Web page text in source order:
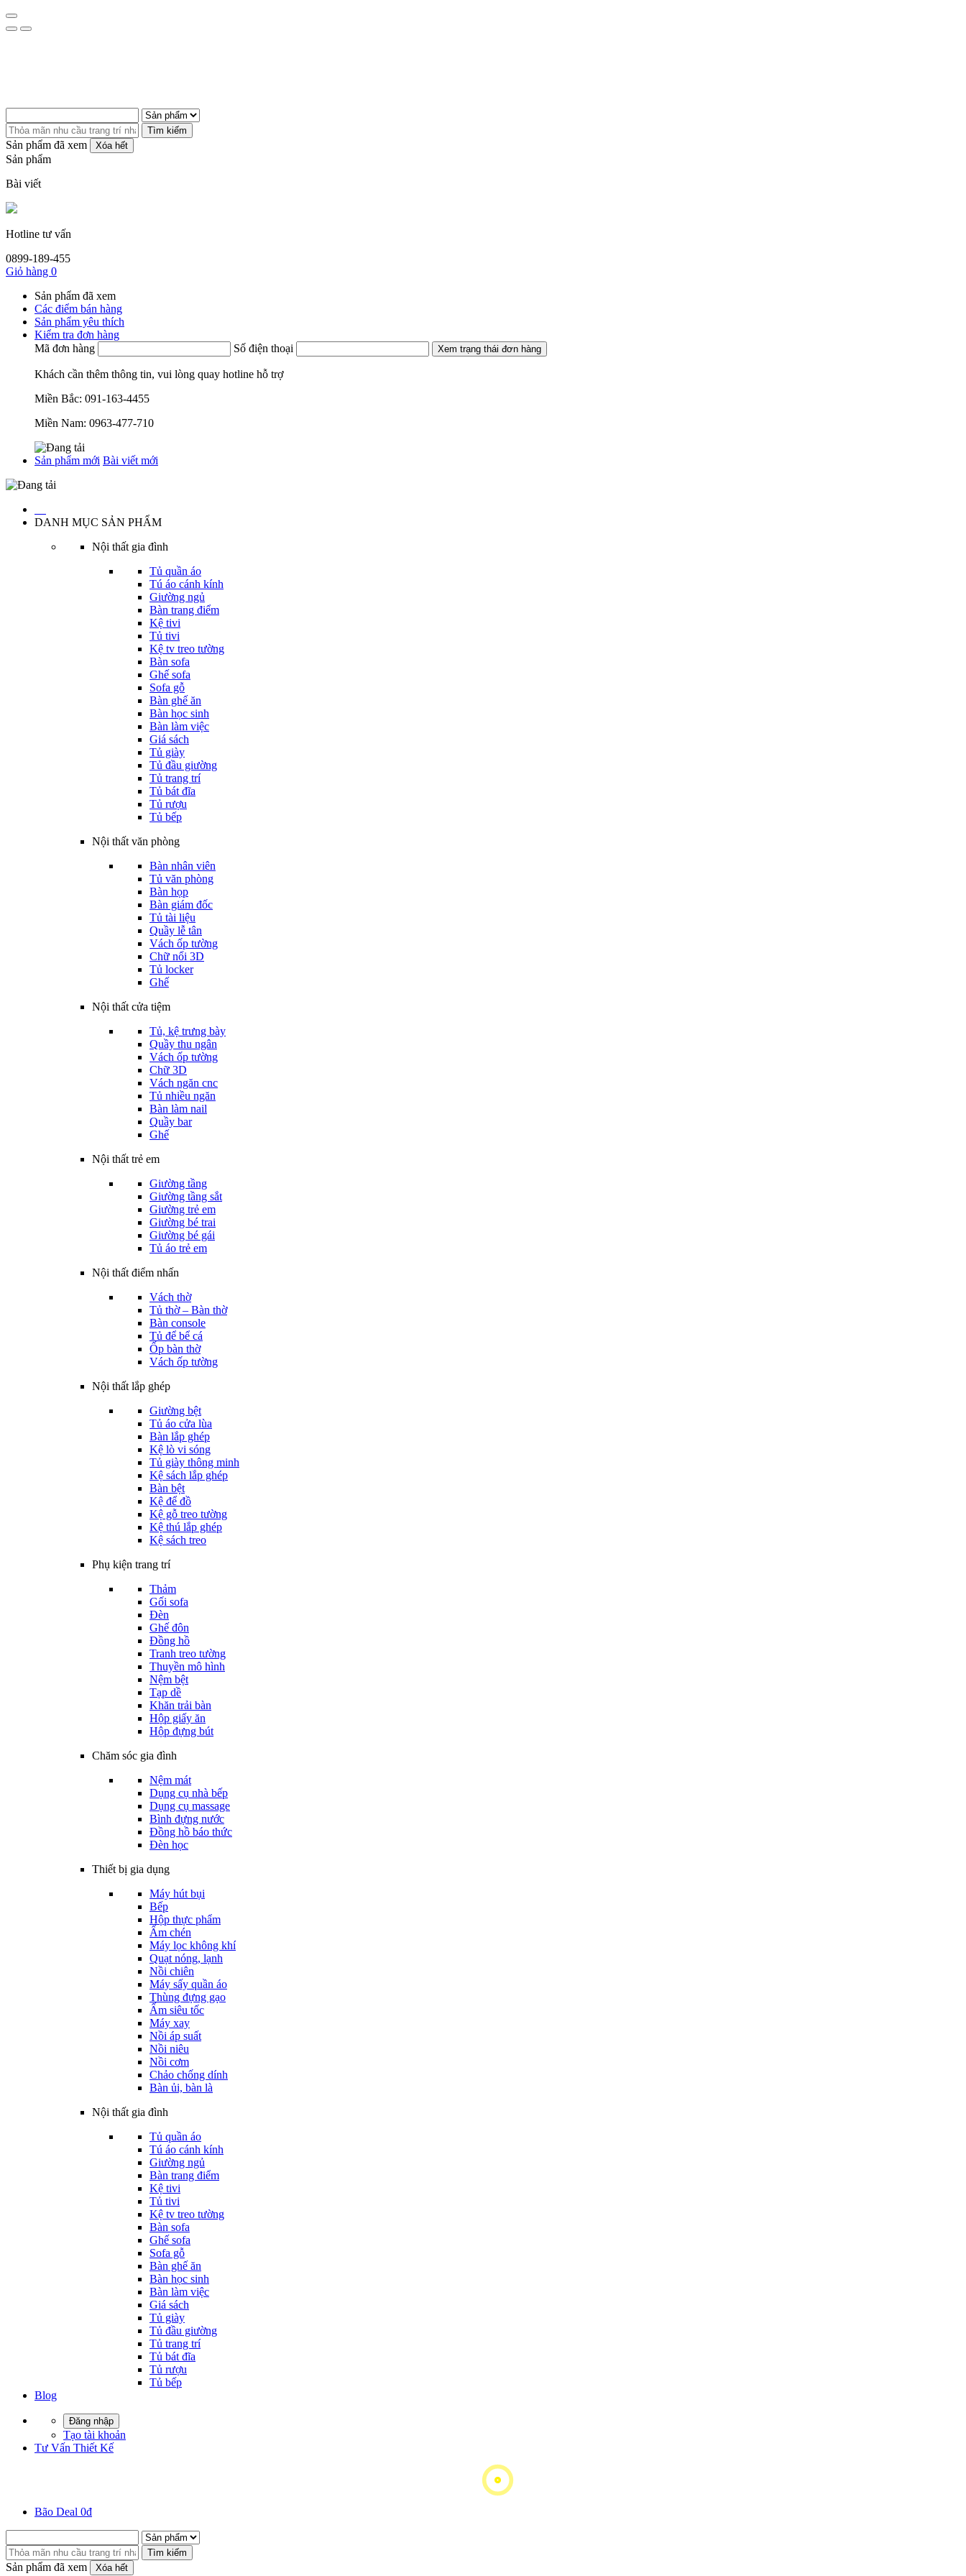
Tìm kiếm
Sản phẩm đã xem Xóa hết
Sản phẩm
Bài viết
Hotline tư vấn
0899-189-455
Giỏ hàng 0
Sản phẩm đã xem
Các điểm bán hàng
Sản phẩm yêu thích
Kiểm tra đơn hàng
Mã đơn hàng
Số điện thoại Xem trạng thái đơn hàng
Khách cần thêm thông tin, vui lòng quay hotline hỗ trợ
Miền Bắc: 091-163-4455
Miền Nam: 0963-477-710
Sản phẩm mới Bài viết mới
DANH MỤC SẢN PHẨM
Nội thất gia đình
Tủ quần áo
Tú áo cánh kính
Giường ngủ
Bàn trang điểm
Kệ tivi
Tủ tivi
Kệ tv treo tường
Bàn sofa
Ghế sofa
Sofa gỗ
Bàn ghế ăn
Bàn học sinh
Bàn làm việc
Giá sách
Tủ giày
Tủ đầu giường
Tủ trang trí
Tủ bát đĩa
Tủ rượu
Tủ bếp
Nội thất văn phòng
Bàn nhân viên
Tủ văn phòng
Bàn họp
Bàn giám đốc
Tủ tài liệu
Quầy lễ tân
Vách ốp tường
Chữ nổi 3D
Tủ locker
Ghế
Nội thất cửa tiệm
Tủ, kệ trưng bày
Quầy thu ngân
Vách ốp tường
Chữ 3D
Vách ngăn cnc
Tủ nhiều ngăn
Bàn làm nail
Quầy bar
Ghế
Nội thất trẻ em
Giường tầng
Giường tầng sắt
Giường trẻ em
Giường bé trai
Giường bé gái
Tủ áo trẻ em
Nội thất điểm nhấn
Vách thờ
Tủ thờ – Bàn thờ
Bàn console
Tủ để bể cá
Ốp bàn thờ
Vách ốp tường
Nội thất lắp ghép
Giường bệt
Tủ áo cửa lùa
Bàn lắp ghép
Kệ lò vi sóng
Tủ giày thông minh
Kệ sách lắp ghép
Bàn bệt
Kệ để đồ
Kệ gỗ treo tường
Kệ thú lắp ghép
Kệ sách treo
Phụ kiện trang trí
Thảm
Gối sofa
Đèn
Ghế đôn
Đồng hồ
Tranh treo tường
Thuyền mô hình
Nệm bệt
Tạp dề
Khăn trải bàn
Hộp giấy ăn
Hộp đựng bút
Chăm sóc gia đình
Nệm mát
Dụng cụ nhà bếp
Dụng cụ massage
Bình đựng nước
Đồng hồ báo thức
Đèn học
Thiết bị gia dụng
Máy hút bụi
Bếp
Hộp thực phẩm
Ấm chén
Máy lọc không khí
Quạt nóng, lạnh
Nồi chiên
Máy sấy quần áo
Thùng đựng gạo
Ấm siêu tốc
Máy xay
Nồi áp suất
Nồi niêu
Nồi cơm
Chảo chống dính
Bàn ủi, bàn là
Nội thất gia đình
Tủ quần áo
Tú áo cánh kính
Giường ngủ
Bàn trang điểm
Kệ tivi
Tủ tivi
Kệ tv treo tường
Bàn sofa
Ghế sofa
Sofa gỗ
Bàn ghế ăn
Bàn học sinh
Bàn làm việc
Giá sách
Tủ giày
Tủ đầu giường
Tủ trang trí
Tủ bát đĩa
Tủ rượu
Tủ bếp
Blog
Đăng nhập
Tạo tài khoản
Tư Vấn Thiết Kế
Bão Deal 0đ
Tìm kiếm
Sản phẩm đã xem Xóa hết